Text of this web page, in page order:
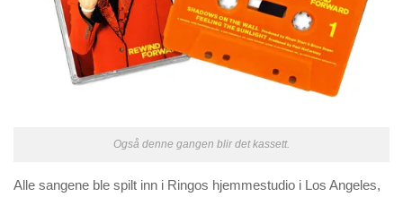
Også denne gangen blir det kassett.
Alle sangene ble spilt inn i Ringos hjemmestudio i Los Angeles,